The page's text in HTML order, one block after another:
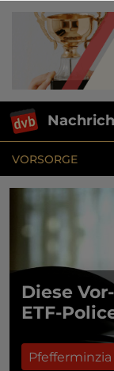
VORSORGE
Diese
ETF-